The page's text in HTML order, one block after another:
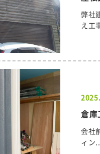
弊社
え工
倉庫
会社
ィン...